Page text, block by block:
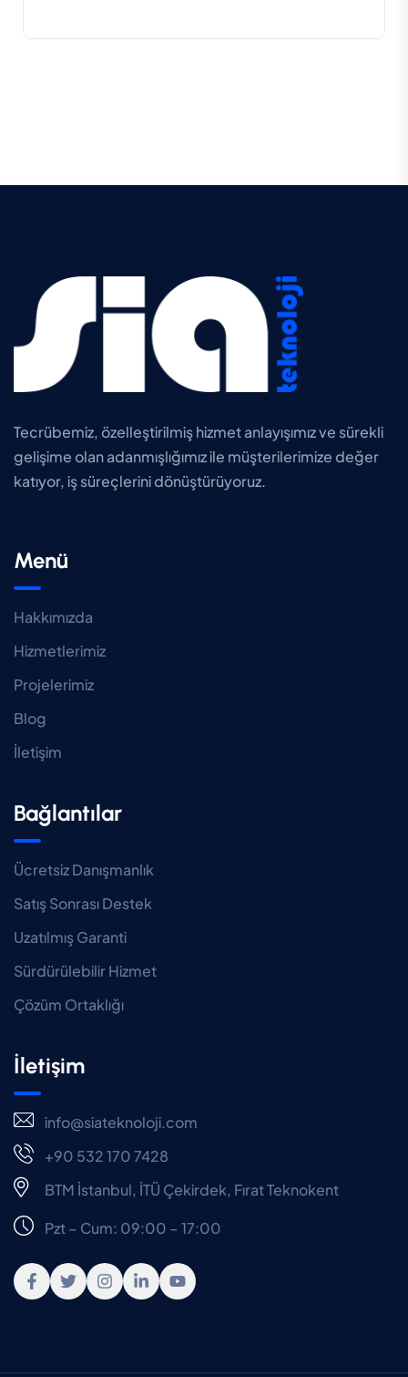
Tecrübemiz, özelleştirilmiş hizmet anlayışımız ve sürekli
gelişime olan adanmışlığımız ile müşterilerimize değer
katıyor, iş süreçlerini dönüştürüyoruz.
Menü
Hakkımızda
Hizmetlerimiz
Projelerimiz
Blog
İletişim
Bağlantılar
Ücretsiz Danışmanlık
Satış Sonrası Destek
Uzatılmış Garanti
Sürdürülebilir Hizmet
Çözüm Ortaklığı
İletişim
info@siateknoloji.com
+90 532 170 7428
BTM İstanbul, İTÜ Çekirdek, Fırat Teknokent
Pzt – Cum: 09:00 – 17:00